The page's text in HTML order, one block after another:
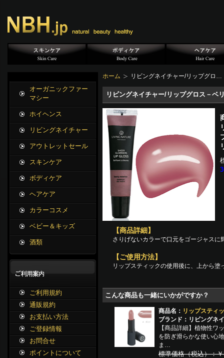
ホーム リビングネイチャー/リップグロ…
リビングネイチャー/リップグロス－ベ
【商品詳細】
さりげないカラーで口元をゴージャスに
【ご使用方法】
リップスティックの使用後に、上から塗
こんな商品も一緒にいかがですか？
商品名： リップスティ
ブランド：リビングネ
【商品詳細】植物性ワ
を防ぎ滑らかな使い心
ま…
標準価格（税込）：
オーガニックファー
マシー
ホイヘンス
リビングネイチャー
アウトレットセール
スキンケア
ボディケア
ヘアケア
カラーコスメ
ベビー＆キッズ
酒類
ご利用規約
通販規約
お支払い方法
ご登録情報
お問合せ
ポイントについて